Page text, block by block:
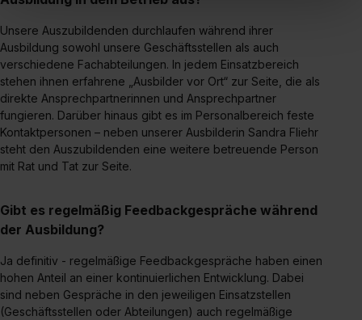
einverstanden, dass dir nach Setzen der Cookies externe
Inhalte (z.B. Videos oder Posts) angezeigt und hierfür
erforderliche personenbezogene Daten an Social Media
Dienste, ggfs. mit Sitz in den USA, übermittelt werden.
Eine Erlaubnis hierfür kannst du auch später noch im
Einzelfall bei dem jeweiligen Inhalt erteilen. Willst du nur
bestimmte Verwendungszwecke zulassen, triff deine
Auswahl über die Checkboxen und klick auf „Auswahl
der Kategorien „Präferenzen“, „Statistiken“ und „Social
Media und Marketing“ umfasst hierbei die Einwilligung
S. 1 lit. a) DS-GVO). Die USA verfügen über kein
angemessenes Datenschutzniveau (EuGH – Schrems
II). Du kannst die von dir erteilte Einwilligung jederzeit mit
Unsere Auszubildenden durchlaufen während ihrer
Ausbildung sowohl unsere Geschäftsstellen als auch
verschiedene Fachabteilungen. In jedem Einsatzbereich
stehen ihnen erfahrene „Ausbilder vor Ort“ zur Seite, die als
direkte Ansprechpartnerinnen und Ansprechpartner
fungieren. Darüber hinaus gibt es im Personalbereich feste
Kontaktpersonen – neben unserer Ausbilderin Sandra Fliehr
steht den Auszubildenden eine weitere betreuende Person
mit Rat und Tat zur Seite.
Gibt es regelmäßig Feedbackgespräche während
der Ausbildung?
Ja definitiv - regelmäßige Feedbackgespräche haben einen
hohen Anteil an einer kontinuierlichen Entwicklung. Dabei
sind neben Gespräche in den jeweiligen Einsatzstellen
(Geschäftsstellen oder Abteilungen) auch regelmäßige